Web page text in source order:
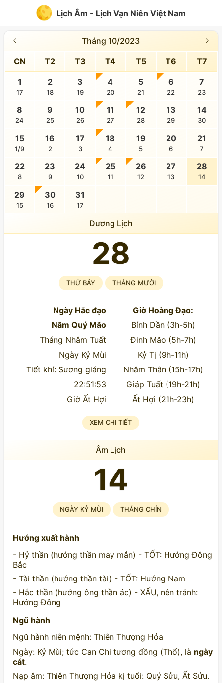
Lịch Âm - Lịch Vạn Niên Việt Nam
Tháng 10/2023
CN T2 T3 T4 T5 T6 T7
1
17
2
18
3
19
4
20
5
21
6
22
7
23
8
24
9
25
10
26
11
27
12
28
13
29
14
30
15
1/9
16
2
17
3
18
4
19
5
20
6
21
7
22
8
23
9
24
10
25
11
26
12
27
13
28
14
29
15
30
16
31
17
Dương Lịch
28
THỨ BẢY THÁNG MƯỜI
Ngày Hắc đạo
Năm Quý Mão
Tháng Nhâm Tuất
Ngày Kỷ Mùi
Tiết khí: Sương giáng
22:51:53
Giờ Ất Hợi
Giờ Hoàng Đạo:
Bính Dần (3h-5h)
Đinh Mão (5h-7h)
Kỷ Tị (9h-11h)
Nhâm Thân (15h-17h)
Giáp Tuất (19h-21h)
Ất Hợi (21h-23h)
XEM CHI TIẾT
Âm Lịch
14
NGÀY KỶ MÙI THÁNG CHÍN
Hướng xuất hành
- Hỷ thần (hướng thần may mắn) - TỐT: Hướng Đông
Bắc
- Tài thần (hướng thần tài) - TỐT: Hướng Nam
- Hắc thần (hướng ông thần ác) - XẤU, nên tránh:
Hướng Đông
Ngũ hành
Ngũ hành niên mệnh: Thiên Thượng Hỏa
Ngày: Kỷ Mùi; tức Can Chi tương đồng (Thổ), là ngày
cát.
Nạp âm: Thiên Thượng Hỏa kị tuổi: Quý Sửu, Ất Sửu.